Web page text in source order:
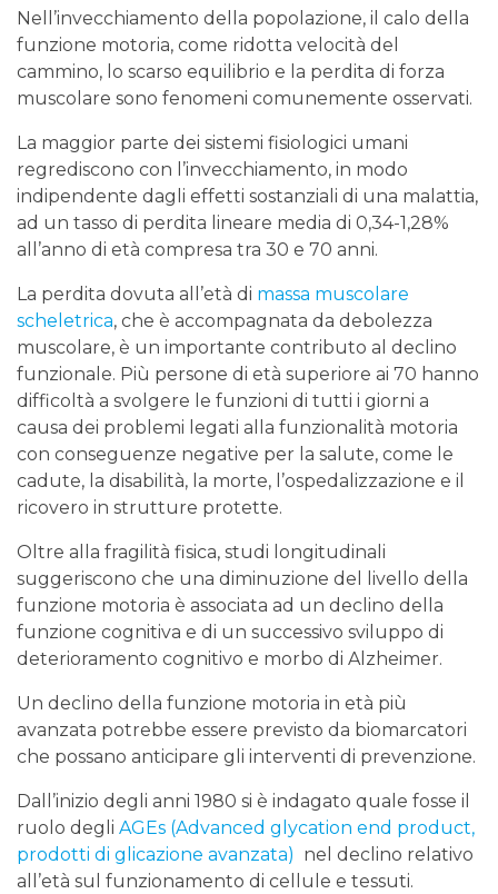
Nell’invecchiamento della popolazione, il calo della
funzione motoria, come ridotta velocità del
cammino, lo scarso equilibrio e la perdita di forza
muscolare sono fenomeni comunemente osservati.
La maggior parte dei sistemi fisiologici umani
regrediscono con l’invecchiamento, in modo
indipendente dagli effetti sostanziali di una malattia,
ad un tasso di perdita lineare media di 0,34-1,28%
all’anno di età compresa tra 30 e 70 anni.
La perdita dovuta all’età di massa muscolare
scheletrica, che è accompagnata da debolezza
muscolare, è un importante contributo al declino
funzionale. Più persone di età superiore ai 70 hanno
difficoltà a svolgere le funzioni di tutti i giorni a
causa dei problemi legati alla funzionalità motoria
con conseguenze negative per la salute, come le
cadute, la disabilità, la morte, l’ospedalizzazione e il
ricovero in strutture protette.
Oltre alla fragilità fisica, studi longitudinali
suggeriscono che una diminuzione del livello della
funzione motoria è associata ad un declino della
funzione cognitiva e di un successivo sviluppo di
deterioramento cognitivo e morbo di Alzheimer.
Un declino della funzione motoria in età più
avanzata potrebbe essere previsto da biomarcatori
che possano anticipare gli interventi di prevenzione.
Dall’inizio degli anni 1980 si è indagato quale fosse il
ruolo degli AGEs (Advanced glycation end product,
prodotti di glicazione avanzata) nel declino relativo
all’età sul funzionamento di cellule e tessuti.